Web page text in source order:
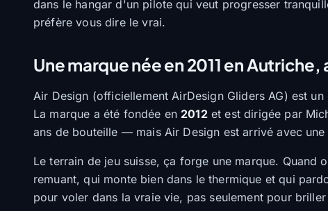
dans le hangar d'un pilote qui veut progresser
préfère vous dire le vrai.
Une marque née en 2011 en
Air Design (officiellement AirDesign Gliders AG) est
La marque a été fondée en 2012et est dirigée par
ans de bouteille — mais Air Design est arrivé avec
Le terrain de jeu suisse, ça forge une marque.
remuant, qui monte bien dans le thermique et qui
pour voler dans la vraie vie, pas seulement pour